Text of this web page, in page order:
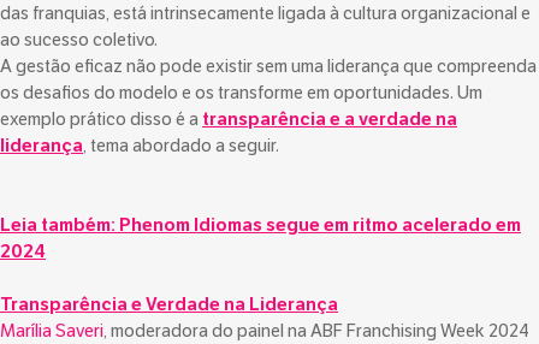
das franquias, está intrinsecamente ligada à cultura organizacional e
ao sucesso coletivo.
A gestão eficaz não pode existir sem uma liderança que compreenda
os desafios do modelo e os transforme em oportunidades. Um
exemplo prático disso é a transparência e a verdade na
liderança, tema abordado a seguir.
Leia também: Phenom Idiomas segue em ritmo acelerado em
2024
Transparência e Verdade na Liderança
Marília Saveri, moderadora do painel na ABF Franchising Week 2024